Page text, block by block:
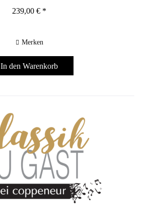
239,00 € *
Merken
In den Warenkorb